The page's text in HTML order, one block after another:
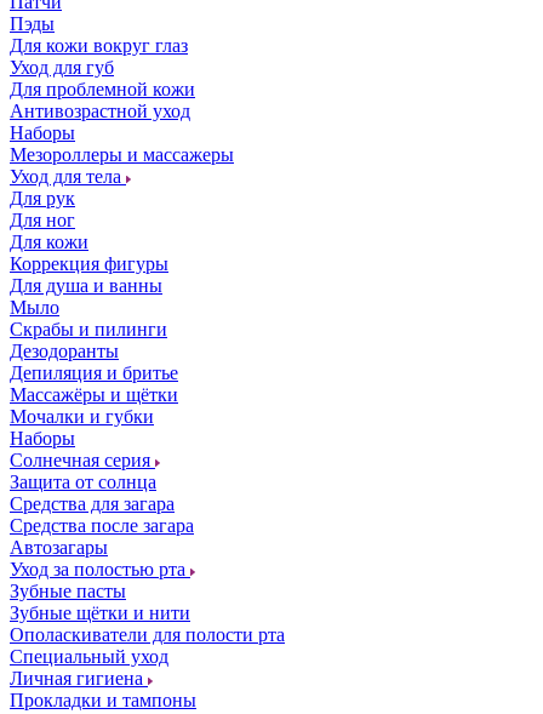
Пэды
Для кожи вокруг глаз
Уход для губ
Для проблемной кожи
Антивозрастной уход
Наборы
Мезороллеры и массажеры
Уход для тела
Для рук
Для ног
Для кожи
Коррекция фигуры
Для душа и ванны
Мыло
Скрабы и пилинги
Дезодоранты
Депиляция и бритье
Массажёры и щётки
Мочалки и губки
Наборы
Солнечная серия
Защита от солнца
Средства для загара
Средства после загара
Автозагары
Уход за полостью рта
Зубные пасты
Зубные щётки и нити
Ополаскиватели для полости рта
Специальный уход
Личная гигиена
Прокладки и тампоны